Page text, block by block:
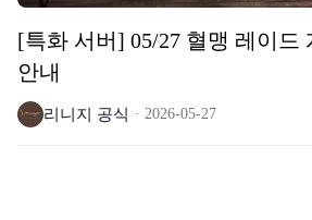
[특화 서버] 05/27 혈맹 레이드
안내
리니지 공식 2026-05-27